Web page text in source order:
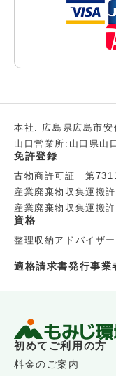
本社: 広島県広島市
山口営業所:山口県山
免許登録
古物商許可証 第
産業廃棄物収集運搬
産業廃棄物収集運搬
資格
整理収納アドバイザー
適格請求書発行事業
初めてご利用の方
料金のご案内